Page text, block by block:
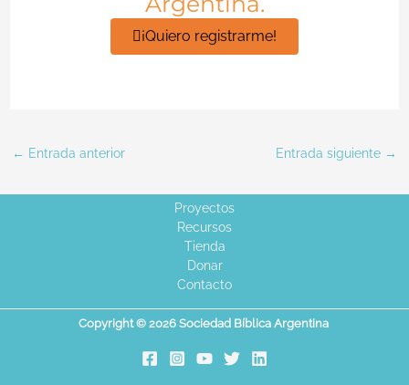
¡Quiero registrarme!
← Entrada anterior Entrada siguiente →
Proyectos
Recursos
Tienda
Donar
Contacto
Copyright © 2026 Sociedad Bíblica Argentina